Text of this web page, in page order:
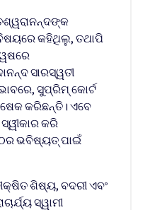
କହିଥିଲୁ, ତଥାପି
ସାରସ୍ୱତୀ
ସୁପ୍ରିମ୍ କୋର୍ଟ
କରିଛନ୍ତି। ଏବେ
କରି
ଭବିଷ୍ୟତ୍‌ ପାଇଁ
ଶିଷ୍ୟ, ବଦରୀ ଏବଂ
ସ୍ୱାମୀ